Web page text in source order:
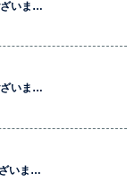
ざいま…
ざいま…
いま…